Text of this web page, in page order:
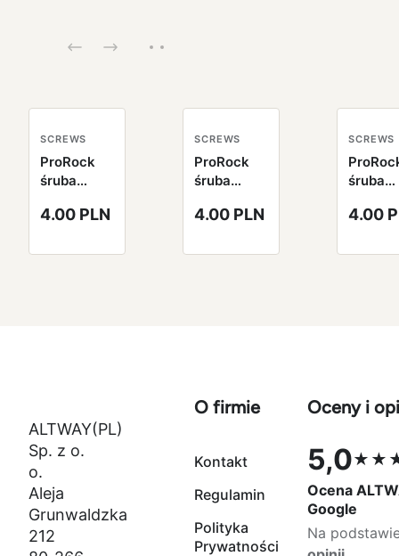
SCREWS
ProRock
śruba
7075
Royal Blue
4.00 PLN
SCREWS
ProRock
śruba
7075
Royal Blue
4.00 PLN
SCREWS
śruba
7075
Royal
4.00
ALTWAY(PL)
Sp. z o.
o.
Aleja
Grunwaldzka
212
O firmie
Kontakt
Regulamin
Polityka
Prywatności
Oceny i
5,0
Ocena 5,0
Ocena
Google
Na